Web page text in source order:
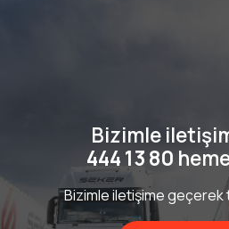
Bizimle
444 13 80
Bizimleiletişime geçerek